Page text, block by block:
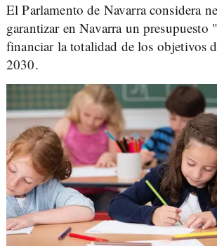
El Parlamento de Navarra considera
garantizar en Navarra un presupuesto
financiar la totalidad de los objetivos
2030.